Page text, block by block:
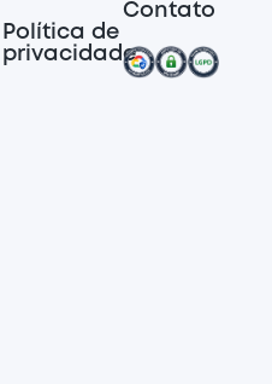
Política de
privacidade
Contato